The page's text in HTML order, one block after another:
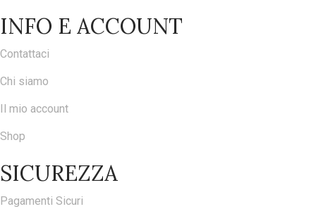
INFO E ACCOUNT
Contattaci
Chi siamo
Il mio account
Shop
SICUREZZA
Pagamenti Sicuri